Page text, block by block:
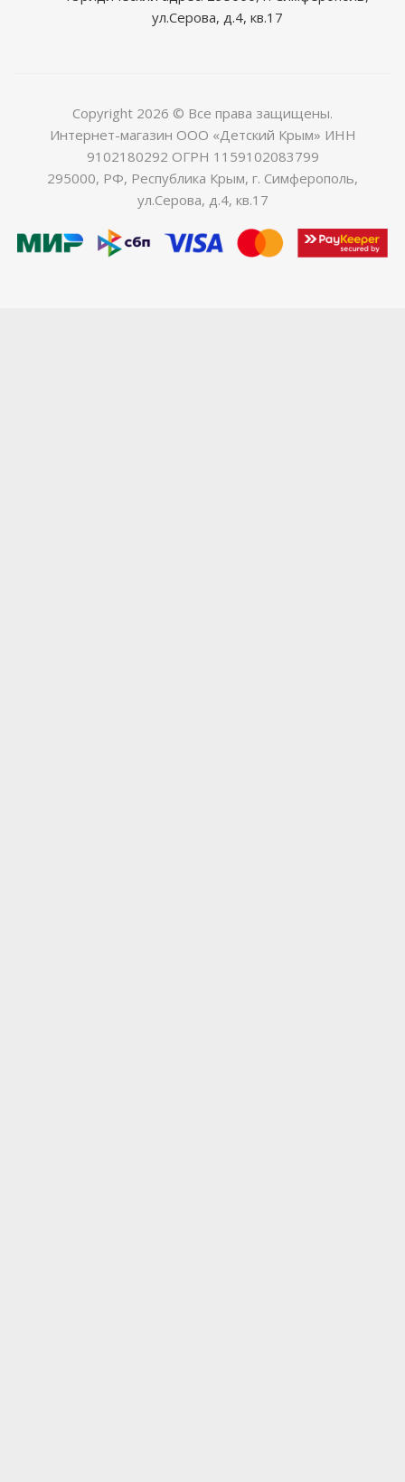
ул.Серова, д.4, кв.17
Copyright 2026 © Все права защищены.
Интернет-магазин ООО «Детский Крым» ИНН
9102180292 ОГРН 1159102083799
295000, РФ, Республика Крым, г. Симферополь,
ул.Серова, д.4, кв.17